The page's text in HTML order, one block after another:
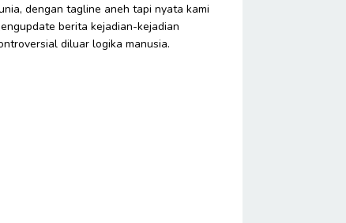
dengan tagline aneh tapi nyata kami
berita kejadian-kejadian
diluar logika manusia.